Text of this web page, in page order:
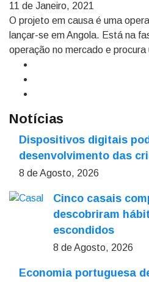
11 de Janeiro, 2021
O projeto em causa é uma
lançar-se em Angola. Está na
operação no mercado e procura
Notícias
Dispositivos digitais
desenvolvimento das
8 de Agosto, 2026
Cinco casais
descobriram
escondidos
8 de Agosto, 2026
Economia portuguesa